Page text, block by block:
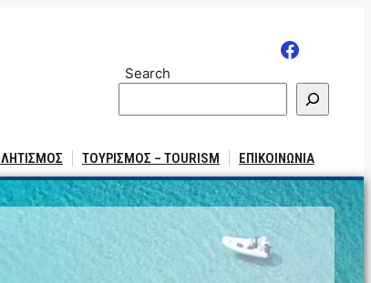
Search
ΤΟΥΡΙΣΜΟΣ – TOURISM ΕΠΙΚΟΙΝΩΝΙΑ